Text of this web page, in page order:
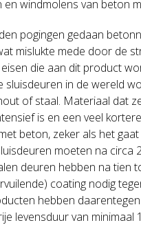
windmolens van beton
pogingen gedaan
mislukte mede door de
die aan dit product
sluisdeuren in de wereld
of staal. Materiaal dat
is en een veel
beton, zeker als het
moeten na circa
deuren hebben na tien
coating nodig
hebben
levensduur van minimaal